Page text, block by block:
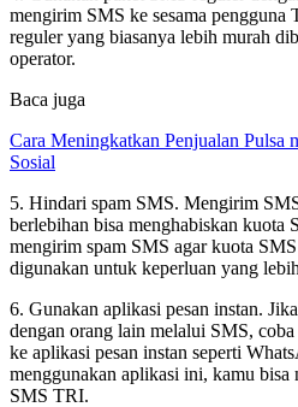
mengirim SMS ke sesama pengguna
reguler yang biasanya lebih murah
operator.
Baca juga
Cara Meningkatkan Penjualan Pulsa
Sosial
5. Hindari spam SMS. Mengirim
berlebihan bisa menghabiskan kuota
mengirim spam SMS agar kuota
digunakan untuk keperluan yang
6. Gunakan aplikasi pesan instan.
dengan orang lain melalui SMS,
ke aplikasi pesan instan seperti
menggunakan aplikasi ini, kamu bisa
SMS TRI.